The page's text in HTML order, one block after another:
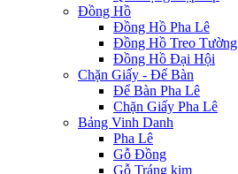
Đồng Hồ
Đồng Hồ Pha Lê
Đồng Hồ Treo Tường
Đồng Hồ Đại Hội
Chặn Giấy - Để Bàn
Để Bàn Pha Lê
Chặn Giấy Pha Lê
Bảng Vinh Danh
Pha Lê
Gỗ Đồng
Gỗ Tráng kim